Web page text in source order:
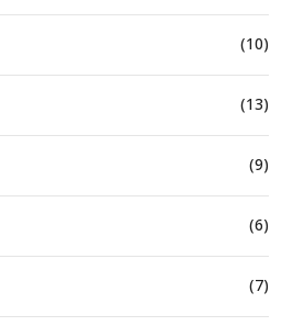
(10)
(13)
(9)
(6)
(7)